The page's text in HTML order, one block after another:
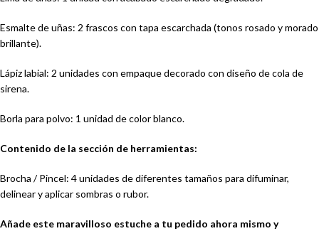
Esmalte de uñas: 2 frascos con tapa escarchada (tonos rosado y morado
brillante).
Lápiz labial: 2 unidades con empaque decorado con diseño de cola de
sirena.
Borla para polvo: 1 unidad de color blanco.
Contenido de la sección de herramientas:
Brocha / Pincel: 4 unidades de diferentes tamaños para difuminar,
delinear y aplicar sombras o rubor.
Añade este maravilloso estuche a tu pedido ahora mismo y